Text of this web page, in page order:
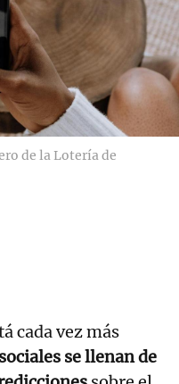
de la Lotería de
cada vez más
se llenan de